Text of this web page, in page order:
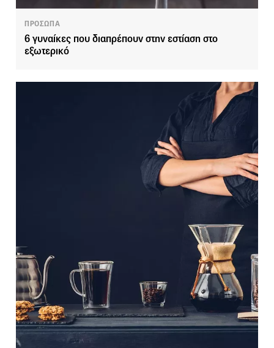
ΠΡΟΣΩΠΑ
6 γυναίκες που διαπρέπουν στην εστίαση στο
εξωτερικό